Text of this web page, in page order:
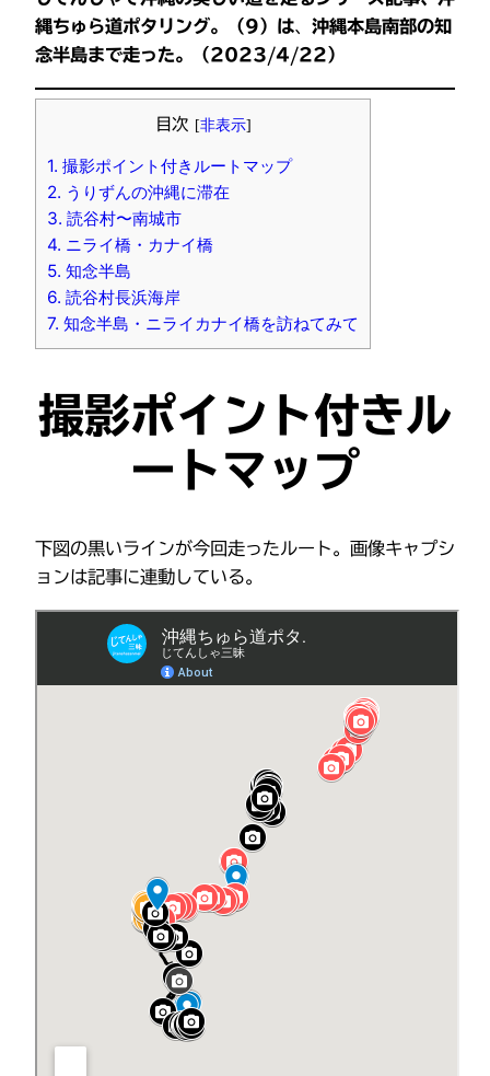
縄ちゅら道ポタリング。（9）は、 沖縄本島南部の知
念半島まで走った。（2023/4/22）
目次 [非表示]
1. 撮影ポイント付きルートマップ
2. うりずんの沖縄に滞在
3. 読谷村〜南城市
4. ニライ橋・カナイ橋
5. 知念半島
6. 読谷村長浜海岸
7. 知念半島・ニライカナイ橋を訪ねてみて
撮影ポイント付きル
ートマップ
下図の黒いラインが今回走ったルート。画像キャプシ
ョンは記事に連動している。